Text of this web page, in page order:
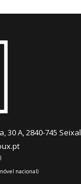
30 A, 2840-745 Seixal
nacional)